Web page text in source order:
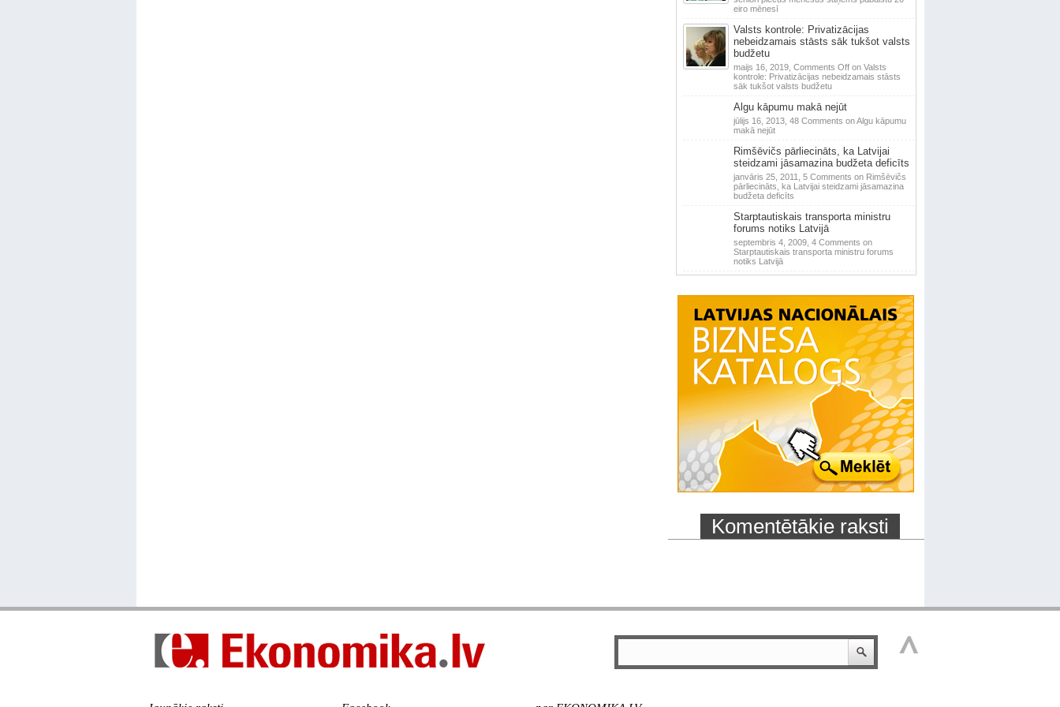
eiro mēnesī
Valsts kontrole: Privatizācijas
nebeidzamais stāsts sāk tukšot valsts
budžetu
maijs 16, 2019, Comments Offon Valsts
kontrole: Privatizācijas nebeidzamais stāsts
sāk tukšot valsts budžetu
Algu kāpumu makā nejūt
jūlijs 16, 2013, 48 Comments on Algu kāpumu
makā nejūt
Rimšēvičs pārliecināts, ka Latvijai
steidzami jāsamazina budžeta deficīts
janvāris 25, 2011, 5 Comments on Rimšēvičs
pārliecināts, ka Latvijai steidzami jāsamazina
budžeta deficīts
Starptautiskais transporta ministru
forums notiks Latvijā
septembris 4, 2009, 4 Comments on
Starptautiskais transporta ministru forums
notiks Latvijā
Komentētākie raksti